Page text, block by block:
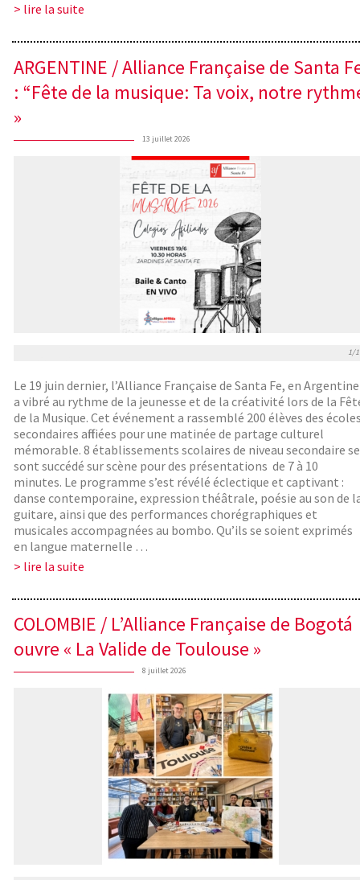
> lire la suite
ARGENTINE / Alliance Française de Santa
: “Fête de la musique: Ta voix, notre
»
13 juillet 2026
1/1
Le 19 juin dernier, l’Alliance Française de Santa Fe, en Argentine
a vibré au rythme de la jeunesse et de la créativité lors de la
de la Musique. Cet événement a rassemblé 200 élèves des
secondaires affiliées pour une matinée de partage culturel
mémorable. 8 établissements scolaires de niveau secondaire se
sont succédé sur scène pour des présentations de 7 à 10
minutes. Le programme s’est révélé éclectique et captivant :
danse contemporaine, expression théâtrale, poésie au son de
guitare, ainsi que des performances chorégraphiques et
musicales accompagnées au bombo. Qu’ils se soient exprimés
en langue maternelle …
> lire la suite
COLOMBIE / L’Alliance Française de Bogotá
ouvre « La Valide de Toulouse »
8 juillet 2026